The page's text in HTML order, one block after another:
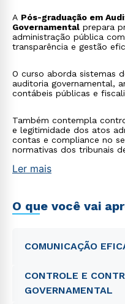
A Pós-graduação em
Governamental prepara
administração pública
transparência e gestão
O curso aborda sistemas
auditoria governamental,
contábeis públicas e
Também contempla
e legitimidade dos atos
contas e compliance no
normativas dos tribunais
Ler mais
O que você vai
COMUNICAÇÃO
CONTROLE E
GOVERNAMENTAL